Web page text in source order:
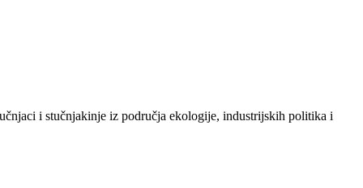
i stučnjakinje iz područja ekologije, industrijskih politika i